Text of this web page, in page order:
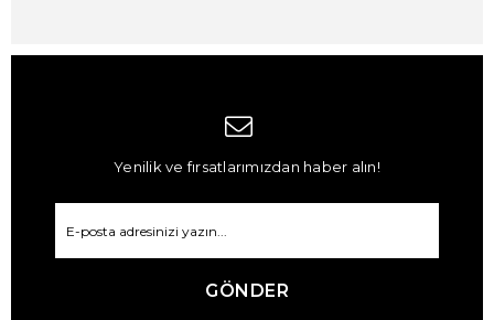
Yenilik ve fırsatlarımızdan haber alın!
GÖNDER